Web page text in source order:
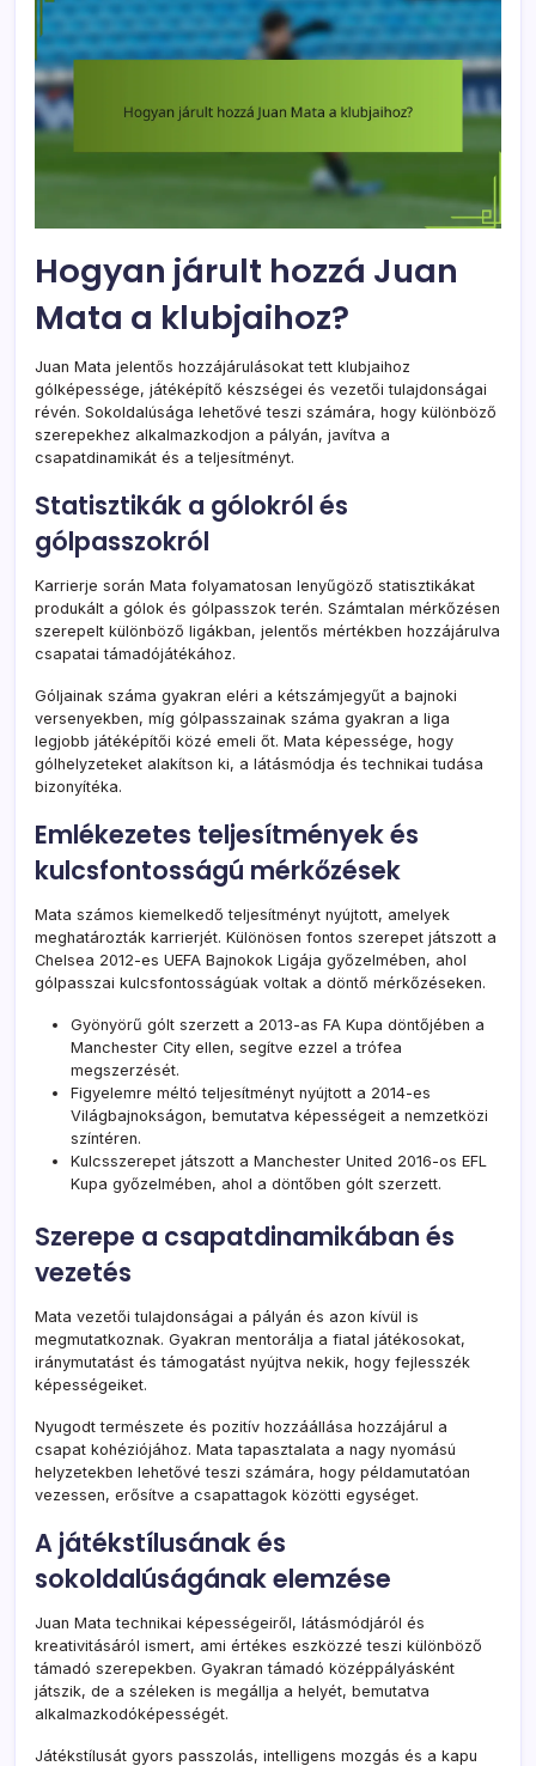
Hogyan járult hozzá Juan
Mata a klubjaihoz?
Juan Mata jelentős hozzájárulásokat tett klubjaihoz
gólképessége, játéképítő készségei és vezetői tulajdonságai
révén. Sokoldalúsága lehetővé teszi számára, hogy különböző
szerepekhez alkalmazkodjon a pályán, javítva a
csapatdinamikát és a teljesítményt.
Statisztikák a gólokról és
gólpasszokról
Karrierje során Mata folyamatosan lenyűgöző statisztikákat
produkált a gólok és gólpasszok terén. Számtalan mérkőzésen
szerepelt különböző ligákban, jelentős mértékben hozzájárulva
csapatai támadójátékához.
Góljainak száma gyakran eléri a kétszámjegyűt a bajnoki
versenyekben, míg gólpasszainak száma gyakran a liga
legjobb játéképítői közé emeli őt. Mata képessége, hogy
gólhelyzeteket alakítson ki, a látásmódja és technikai tudása
bizonyítéka.
Emlékezetes teljesítmények és
kulcsfontosságú mérkőzések
Mata számos kiemelkedő teljesítményt nyújtott, amelyek
meghatározták karrierjét. Különösen fontos szerepet játszott a
Chelsea 2012-es UEFA Bajnokok Ligája győzelmében, ahol
gólpasszai kulcsfontosságúak voltak a döntő mérkőzéseken.
Gyönyörű gólt szerzett a 2013-as FA Kupa döntőjében a
Manchester City ellen, segítve ezzel a trófea
megszerzését.
Figyelemre méltó teljesítményt nyújtott a 2014-es
Világbajnokságon, bemutatva képességeit a nemzetközi
színtéren.
Kulcsszerepet játszott a Manchester United 2016-os EFL
Kupa győzelmében, ahol a döntőben gólt szerzett.
Szerepe a csapatdinamikában és
vezetés
Mata vezetői tulajdonságai a pályán és azon kívül is
megmutatkoznak. Gyakran mentorálja a fiatal játékosokat,
iránymutatást és támogatást nyújtva nekik, hogy fejlesszék
képességeiket.
Nyugodt természete és pozitív hozzáállása hozzájárul a
csapat kohéziójához. Mata tapasztalata a nagy nyomású
helyzetekben lehetővé teszi számára, hogy példamutatóan
vezessen, erősítve a csapattagok közötti egységet.
A játékstílusának és
sokoldalúságának elemzése
Juan Mata technikai képességeiről, látásmódjáról és
kreativitásáról ismert, ami értékes eszközzé teszi különböző
támadó szerepekben. Gyakran támadó középpályásként
játszik, de a széleken is megállja a helyét, bemutatva
alkalmazkodóképességét.
Játékstílusát gyors passzolás, intelligens mozgás és a kapu